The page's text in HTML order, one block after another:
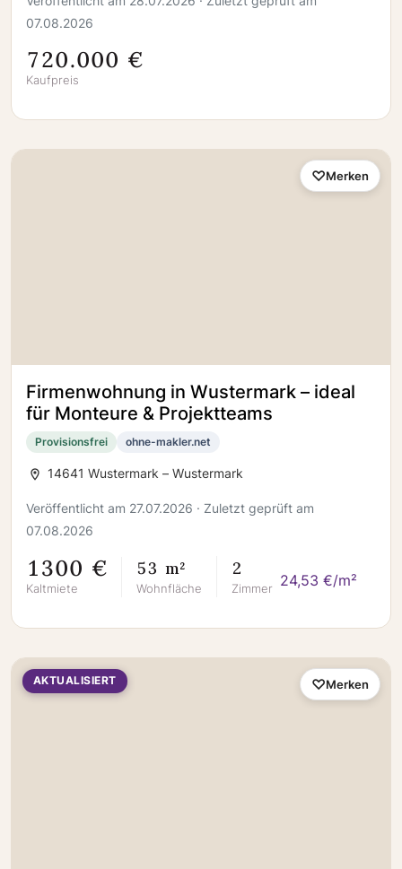
07.08.2026
720.000 €
Kaufpreis
Firmenwohnung in Wustermark – ideal
für Monteure & Projektteams
Provisionsfrei ohne-makler.net
14641 Wustermark – Wustermark
Veröffentlicht am 27.07.2026 · Zuletzt geprüft am
07.08.2026
1300 €
Kaltmiete
53 m²
Wohnfläche
2
Zimmer 24,53 €/m²
Merken
AKTUALISIERT Merken